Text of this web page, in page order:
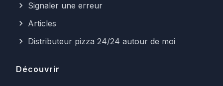
Signaler une erreur
Articles
Distributeur pizza 24/24 autour de moi
Découvrir